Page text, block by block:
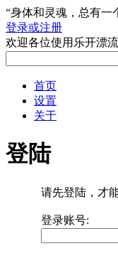
“身体和灵魂，总有一
登录或注册
欢迎各位使用乐开漂
首页
设置
关于
登陆
请先登陆，才
登录账号: